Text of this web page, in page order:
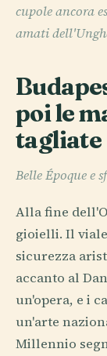
cupole ancora
amati
poi le
tagliate
Belle Époque e
Alla fine
gioielli. Il
sicurezza
accanto al
un'opera, e i
un'arte
Millennio